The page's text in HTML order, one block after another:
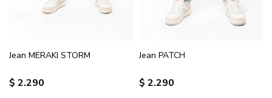
Jean MERAKI STORM
$ 2.290
Jean PATCH
$ 2.290